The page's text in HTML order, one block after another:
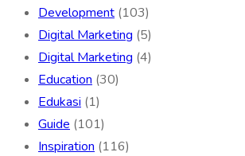
Development (103)
Digital Marketing (5)
Digital Marketing (4)
Education (30)
Edukasi (1)
Guide (101)
Inspiration (116)